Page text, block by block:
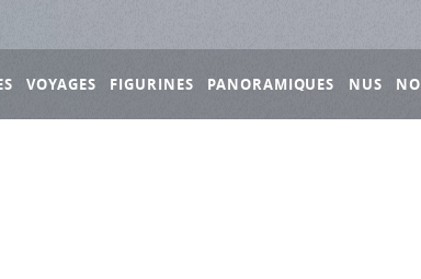
VOYAGES FIGURINES PANORAMIQUES NUS